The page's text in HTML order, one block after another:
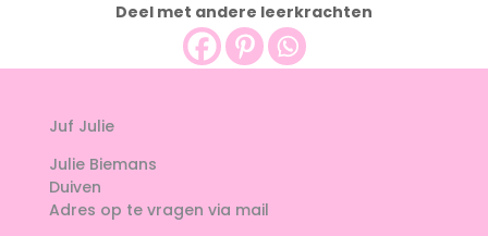
Deel met andere leerkrachten
Juf Julie
Julie Biemans
Duiven
Adres op te vragen via mail